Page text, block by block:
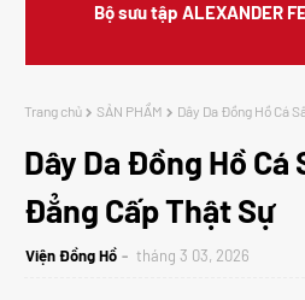
Bộ sưu tập ALEXANDER
Trang chủ SẢN PHẨM Dây Da Đồng Hồ Cá
Dây Da Đồng Hồ Cá
Đẳng Cấp Thật Sự
Viện Đồng Hồ tháng 3 03, 2026